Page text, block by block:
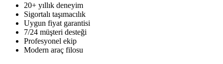
20+ yıllık deneyim
Sigortalı taşımacılık
Uygun fiyat garantisi
7/24 müşteri desteği
Profesyonel ekip
Modern araç filosu